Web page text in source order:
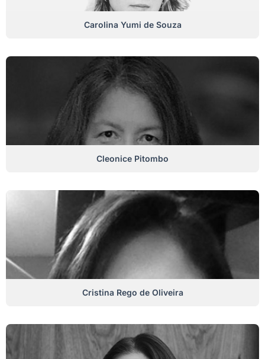
Carolina Yumi de Souza
Cleonice Pitombo
Cristina Rego de Oliveira